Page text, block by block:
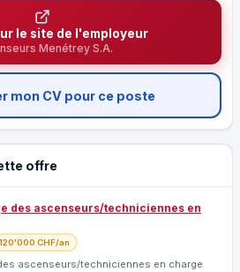
le site de l'employeur
Menétrey S.A.
mon CV pour ce poste
offre
des ascenseurs/techniciennes en
CHF/an
ascenseurs/techniciennes en charge